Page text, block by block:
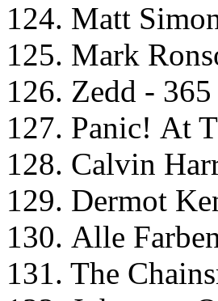
124. Mаtt
125. Mаrk
126. Zеdd - 365
127. Pаniс! At
128. Cаlvin
129. Dеrmоt
130. Allе
131. Thе